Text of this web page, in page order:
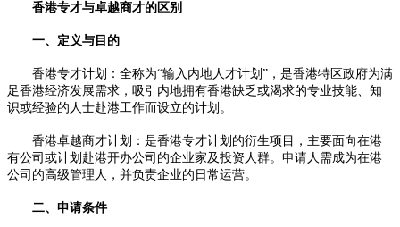
香港专才与卓越商才的区别
一、定义与目的
香港专才计划：全称为“输入内地人才计划”，是香港特区政府为满
足香港经济发展需求，吸引内地拥有香港缺乏或渴求的专业技能、知
识或经验的人士赴港工作而设立的计划。
香港卓越商才计划：是香港专才计划的衍生项目，主要面向在港
有公司或计划赴港开办公司的企业家及投资人群。申请人需成为在港
公司的高级管理人，并负责企业的日常运营。
二、申请条件